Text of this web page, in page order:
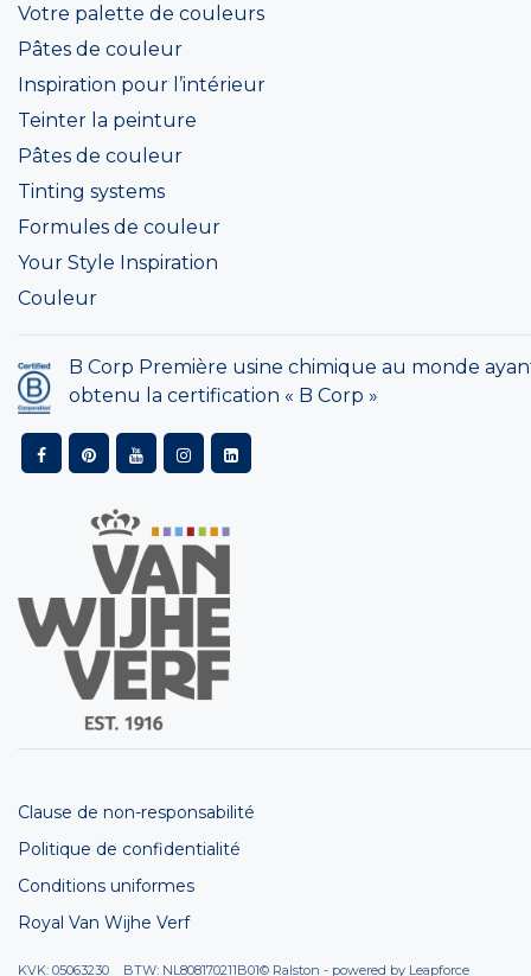
Votre palette de couleurs
Pâtes de couleur
Inspiration pour l’intérieur
Teinter la peinture
Pâtes de couleur
Tinting systems
Formules de couleur
Your Style Inspiration
Couleur
B Corp Première usine chimique au monde
obtenu la certification « B Corp »
Clause de non-responsabilité
Politique de confidentialité
Conditions uniformes
Royal Van Wijhe Verf
KVK: 05063230 BTW: NL808170211B01© Ralston - powered by Leapforce